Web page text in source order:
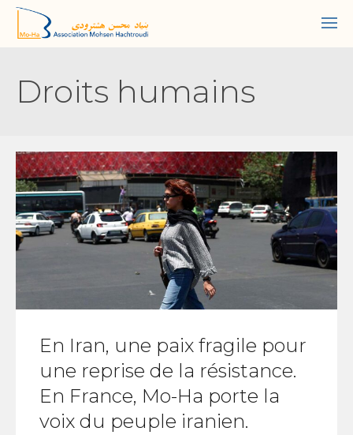
Droits humains
En Iran, une paix fragile pour
une reprise de la résistance.
En France, Mo-Ha porte la
voix du peuple iranien.